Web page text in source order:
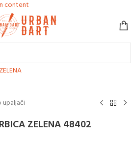
content
upaljači
ZELENA 48402